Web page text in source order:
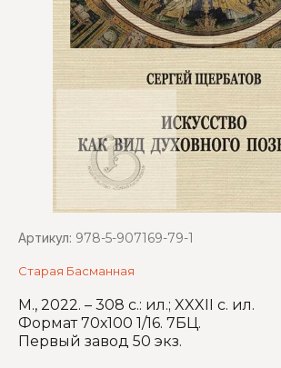
Артикул: 978-5-907169-79-1
Старая Басманная
М., 2022. – 308 с.: ил.; XXXII с. ил.
Формат 70х100 1/16. 7БЦ.
Первый завод 50 экз.